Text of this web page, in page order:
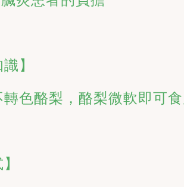
】
轉色酪梨，酪梨微軟即可